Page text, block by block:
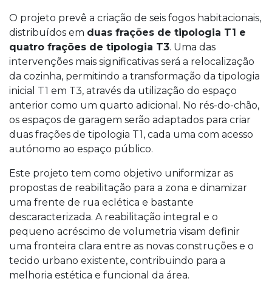
O projeto prevê a criação de seis fogos habitacionais,
distribuídos em duas frações de tipologia T1 e
quatro frações de tipologia T3. Uma das
intervenções mais significativas será a relocalização
da cozinha, permitindo a transformação da tipologia
inicial T1 em T3, através da utilização do espaço
anterior como um quarto adicional. No rés-do-chão,
os espaços de garagem serão adaptados para criar
duas frações de tipologia T1, cada uma com acesso
autónomo ao espaço público.
Este projeto tem como objetivo uniformizar as
propostas de reabilitação para a zona e dinamizar
uma frente de rua eclética e bastante
descaracterizada. A reabilitação integral e o
pequeno acréscimo de volumetria visam definir
uma fronteira clara entre as novas construções e o
tecido urbano existente, contribuindo para a
melhoria estética e funcional da área.